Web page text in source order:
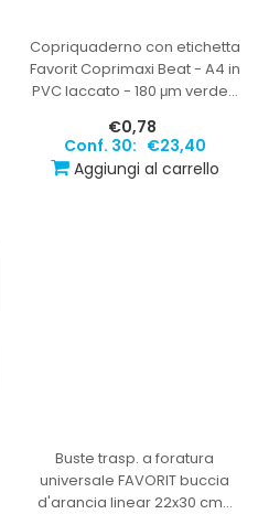
Copriquaderno con etichetta
Favorit Coprimaxi Beat - A4 in
PVC laccato - 180 μm verde…
€0,78
Conf. 30: €23,40
Aggiungi al carrello
Buste trasp. a foratura
universale FAVORIT buccia
d'arancia linear 22x30 cm…